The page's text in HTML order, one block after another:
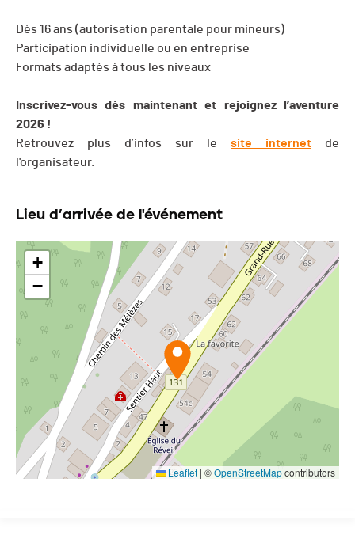
Dès 16 ans (autorisation parentale pour mineurs)
Participation individuelle ou en entreprise
Formats adaptés à tous les niveaux
Inscrivez-vous dès maintenant et rejoignez l’aventure
2026 !
Retrouvez plus d’infos sur le site internet de
l'organisateur.
Lieu d’arrivée de l'événement
+
−
Leaflet | ©OpenStreetMapcontributors